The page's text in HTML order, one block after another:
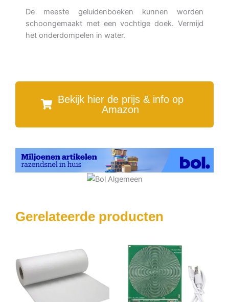
De meeste geluidenboeken kunnen worden
schoongemaakt met een vochtige doek. Vermijd
het onderdompelen in water.
Bekijk hier de prijs & info op
Amazon
Gerelateerde producten